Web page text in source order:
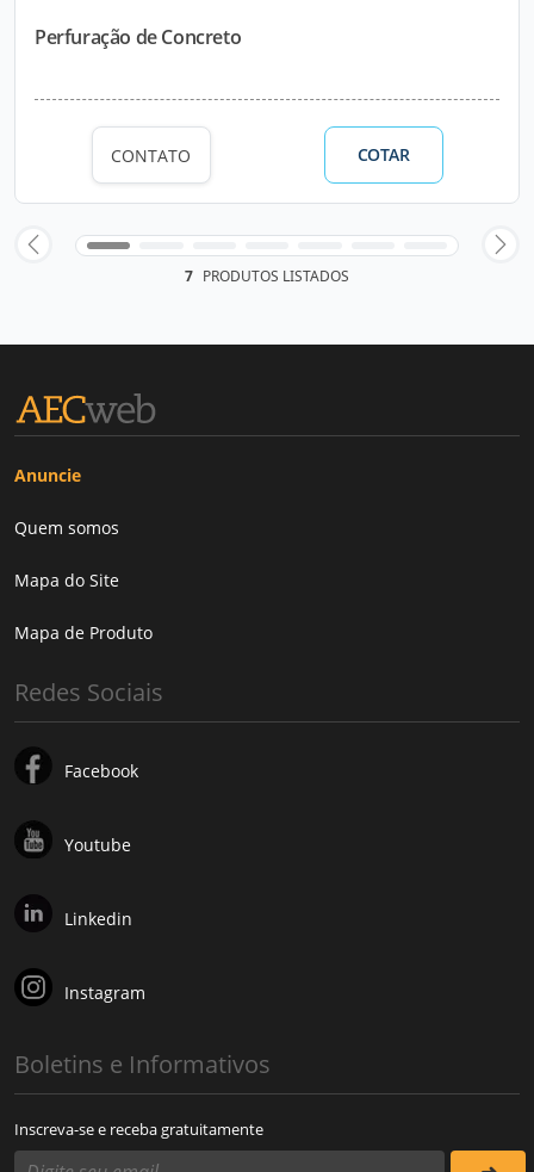
Perfuração de Concreto
CONTATO COTAR
7 PRODUTOS LISTADOS
Anuncie
Quem somos
Mapa do Site
Mapa de Produto
Redes Sociais
Facebook
Youtube
Linkedin
Instagram
Boletins e Informativos
Inscreva-se e receba gratuitamente